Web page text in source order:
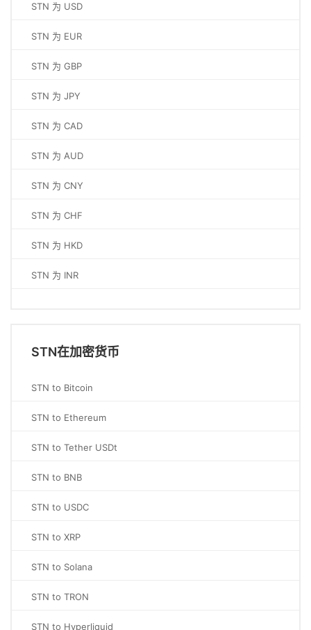
STN 为 USD
STN 为 EUR
STN 为 GBP
STN 为 JPY
STN 为 CAD
STN 为 AUD
STN 为 CNY
STN 为 CHF
STN 为 HKD
STN 为 INR
STN在加密货币
STN to Bitcoin
STN to Ethereum
STN to Tether USDt
STN to BNB
STN to USDC
STN to XRP
STN to Solana
STN to TRON
STN to Hyperliquid